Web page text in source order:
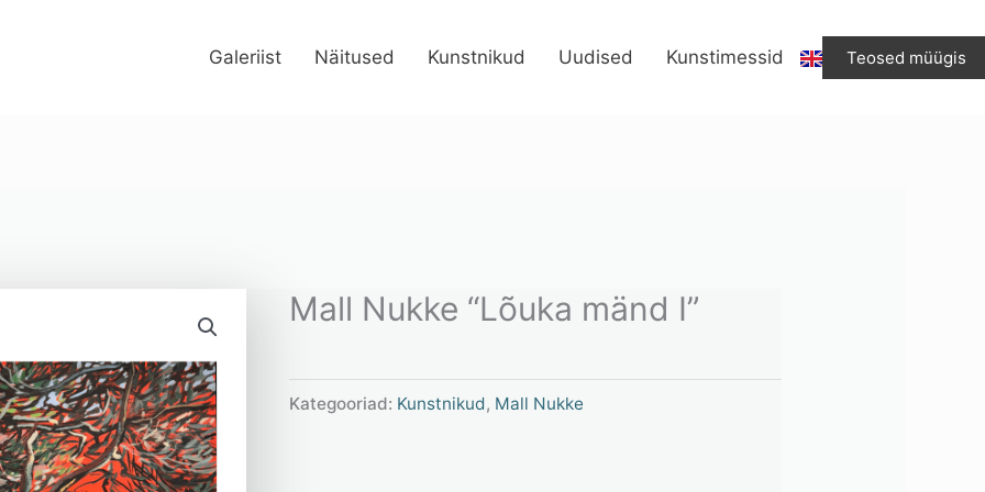
Galeriist Näitused Kunstnikud Uudised Kunstimessid Teosed müügis
Mall Nukke “Lõuka mänd I”
Kategooriad: Kunstnikud, Mall Nukke